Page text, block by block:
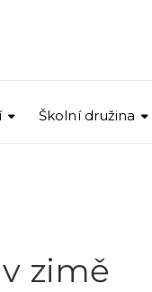
Školní družina
zimě